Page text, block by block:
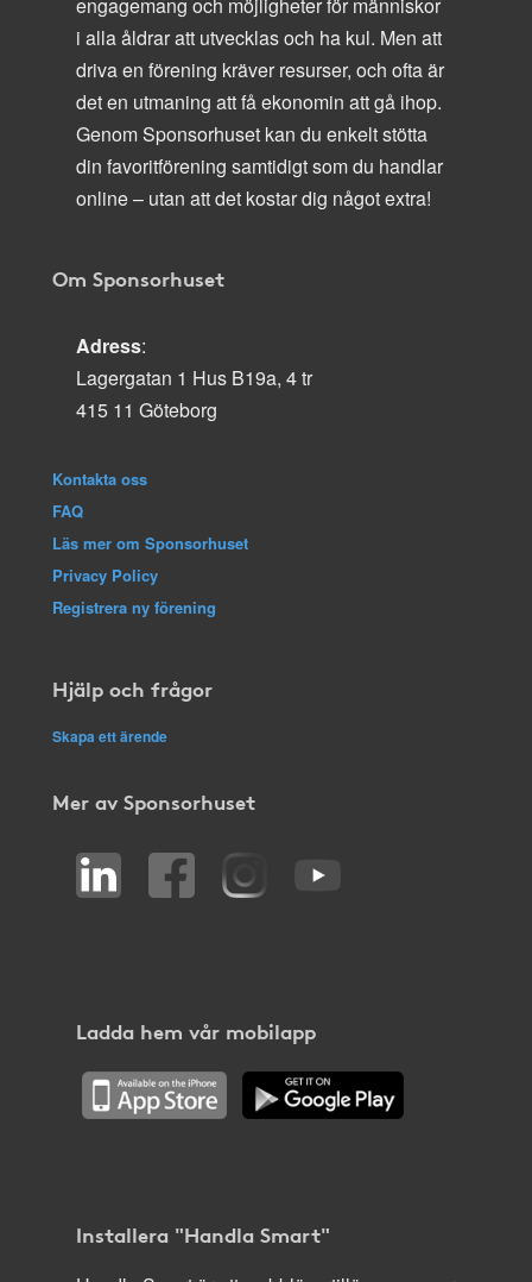
i alla åldrar att utvecklas och ha kul. Men att
driva en förening kräver resurser, och ofta är
det en utmaning att få ekonomin att gå ihop.
Genom Sponsorhuset kan du enkelt stötta
din favoritförening samtidigt som du handlar
online – utan att det kostar dig något extra!
Om Sponsorhuset
Adress:
Lagergatan 1 Hus B19a, 4 tr
415 11 Göteborg
Kontakta oss
FAQ
Läs mer om Sponsorhuset
Privacy Policy
Registrera ny förening
Hjälp och frågor
Skapa ett ärende
Mer av Sponsorhuset
Ladda hem vår mobilapp
Installera "Handla Smart"